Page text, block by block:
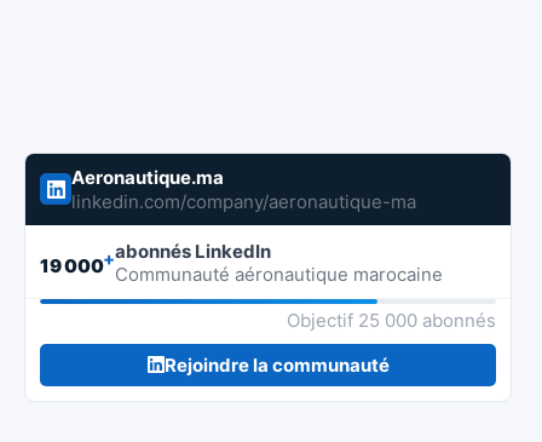
Aeronautique.ma
linkedin.com/company/aeronautique-ma
19 000+abonnés LinkedIn
Communauté aéronautique marocaine
Objectif 25 000 abonnés
Rejoindre la communauté